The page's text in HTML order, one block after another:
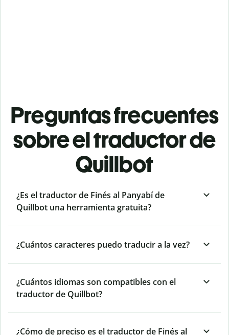
Preguntas frecuentes
sobre el traductor de
Quillbot
¿Es el traductor de Finés al Panyabí de
Quillbot una herramienta gratuita?
¿Cuántos caracteres puedo traducir a la vez?
¿Cuántos idiomas son compatibles con el
traductor de Quillbot?
¿Cómo de preciso es el traductor de Finés al